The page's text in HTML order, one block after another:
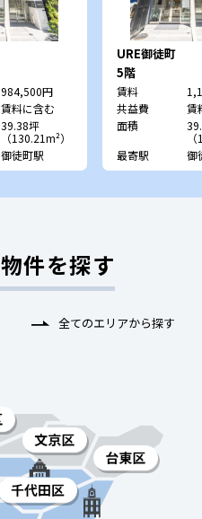
984,500円
賃料に含む
39.38坪
（130.21m²）
御徒町駅
URE御徒町
5階
賃料
共益費
賃
面積
最寄駅
御
件を探す
全てのエリアから探す